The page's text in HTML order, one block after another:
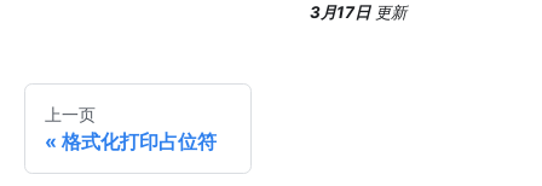
3月17日 更新
上一页
格式化打印占位符